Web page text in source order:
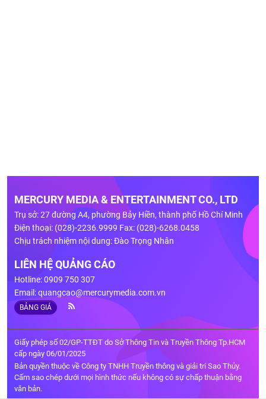
MERCURY MEDIA & ENTERTAINMENT CO., LTD
Trụ sở: 27 đường A4, phường Bảy Hiền, thành phố Hồ Chí Minh
Điện thoại: (028)-2236.9999 Fax: (028)-6268.0458
Chịu trách nhiệm nội dung: Đào Trọng Nhân
LIÊN HỆ QUẢNG CÁO
Hotline: 0909 750 307
Email:quangcao@mercurymedia.com.vn
BẢNG GIÁ
Giấy phép số 02/GP-TTĐT do Sở Thông Tin và Truyền Thông Tp.HCM
cấp ngày 06/01/2025
Bản quyền thuộc về Công ty TNHH Truyền thông và giải trí Sao Thủy.
Cấm sao chép dưới mọi hình thức nếu không có sự chấp thuận bằng
văn bản.